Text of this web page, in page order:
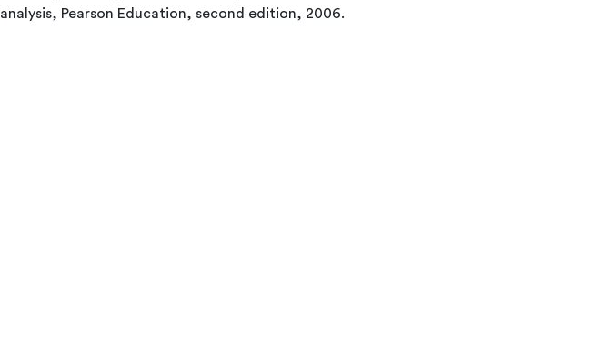
analysis, Pearson Education, second edition, 2006.